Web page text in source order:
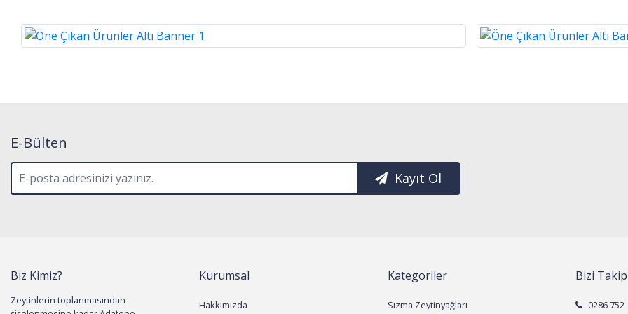
E-Bülten
Kayıt Ol
Biz Kimiz?
Zeytinlerin toplanmasından
Kurumsal
Hakkımızda
Kategoriler
Sızma Zeytinyağları
Bizi
0286 752